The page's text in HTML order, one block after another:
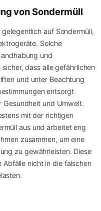
vonSondermüll
auf Sondermüll,
Solche
und
dass alle gefährlichen
und unter Beachtung
entsorgt
Gesundheit und Umwelt.
mit der richtigen
aus und arbeitet eng
zusammen, um eine
zu gewährleisten. Diese
nicht in die falschen